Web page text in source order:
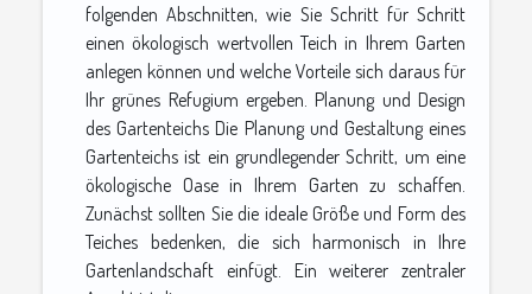
folgenden Abschnitten, wie Sie Schritt für Schritt
einen ökologisch wertvollen Teich in Ihrem Garten
anlegen können und welche Vorteile sich daraus für
Ihr grünes Refugium ergeben. Planung und Design
des Gartenteichs Die Planung und Gestaltung eines
Gartenteichs ist ein grundlegender Schritt, um eine
ökologische Oase in Ihrem Garten zu schaffen.
Zunächst sollten Sie die ideale Größe und Form des
Teiches bedenken, die sich harmonisch in Ihre
Gartenlandschaft einfügt. Ein weiterer zentraler